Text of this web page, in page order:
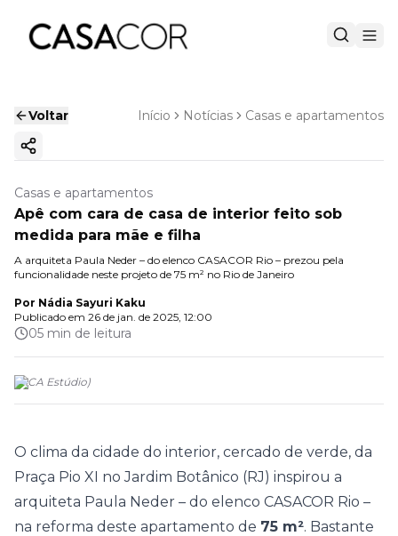
Voltar Início Notícias Casas e apartamentos
Copiar link
Casas e apartamentos
Apê com cara de casa de interior feito sob
medida para mãe e filha
A arquiteta Paula Neder – do elenco CASACOR Rio – prezou pela
funcionalidade neste projeto de 75 m² no Rio de Janeiro
Por Nádia Sayuri Kaku
Publicado em 26 de jan. de 2025, 12:00
05 min de leitura
(MCA Estúdio)
O clima da cidade do interior, cercado de verde, da
Praça Pio XI no Jardim Botânico (RJ) inspirou a
arquiteta Paula Neder – do elenco CASACOR Rio –
na reforma deste apartamento de 75 m². Bastante